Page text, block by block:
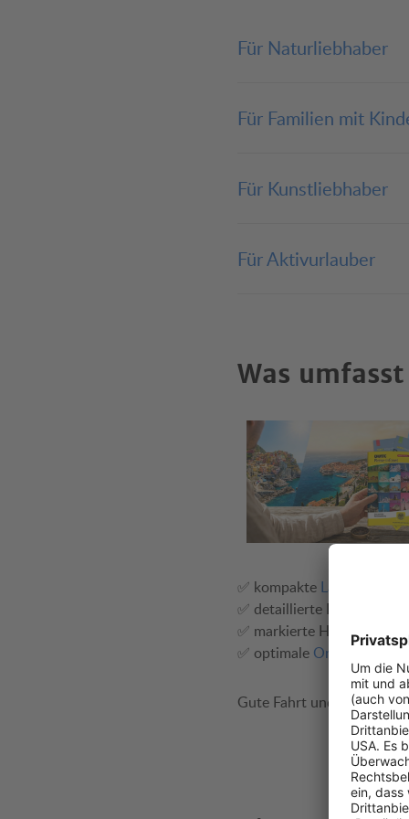
Für Naturliebhaber
Für Familien mit
Für Kunstliebhaber
Für Aktivurlauber
Was
✅ kompakte Länderinfos
✅ detaillierte
✅ markierte Highlights &
✅ optimale Orientierung
Gute Fahrt und viel Spaß